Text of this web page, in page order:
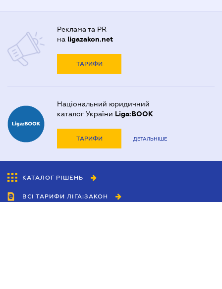
Реклама та PR
на ligazakon.net
ТАРИФИ
Національний юридичний
каталог України Liga:BOOK
ТАРИФИ ДЕТАЛЬНІШЕ
КАТАЛОГ РІШЕНЬ
ВСІ ТАРИФИ ЛІГА:ЗАКОН